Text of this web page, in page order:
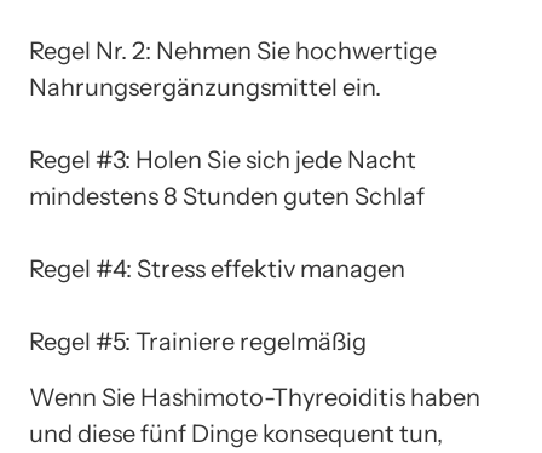
Regel Nr. 2: Nehmen Sie hochwertige
Nahrungsergänzungsmittel ein.
Regel #3: Holen Sie sich jede Nacht
mindestens 8 Stunden guten Schlaf
Regel #4: Stress effektiv managen
Regel #5: Trainiere regelmäßig
Wenn Sie Hashimoto-Thyreoiditis haben
und diese fünf Dinge konsequent tun,